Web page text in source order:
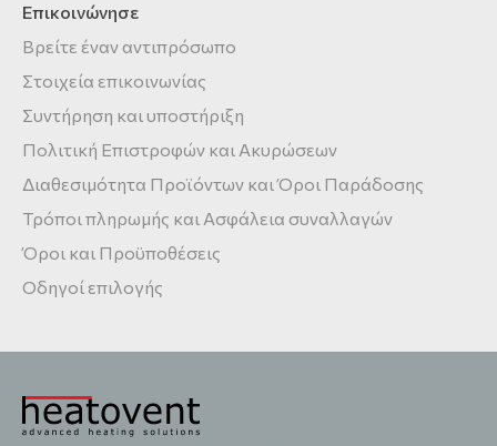
Επικοινώνησε
Βρείτε έναν αντιπρόσωπο
Στοιχεία επικοινωνίας
Συντήρηση και υποστήριξη
Πολιτική Επιστροφών και Ακυρώσεων
Διαθεσιμότητα Προϊόντων και Όροι Παράδοσης
Τρόποι πληρωμής και Ασφάλεια συναλλαγών
Όροι και Προϋποθέσεις
Οδηγοί επιλογής